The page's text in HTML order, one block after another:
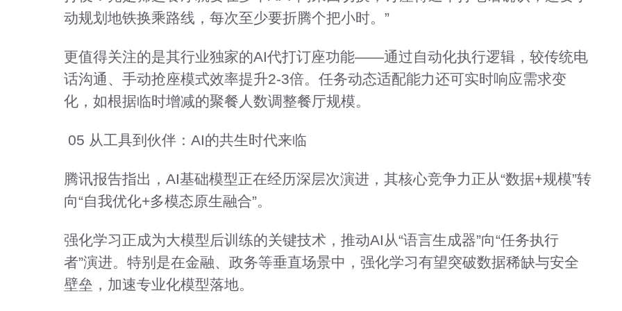
动规划地铁换乘路线，每次至少要折腾个把小时。”
更值得关注的是其行业独家的AI代打订座功能——通过自动化执行逻辑，较传统电
话沟通、手动抢座模式效率提升2-3倍。任务动态适配能力还可实时响应需求变
化，如根据临时增减的聚餐人数调整餐厅规模。
05 从工具到伙伴：AI的共生时代来临
腾讯报告指出，AI基础模型正在经历深层次演进，其核心竞争力正从“数据+规模”转
向“自我优化+多模态原生融合”。
强化学习正成为大模型后训练的关键技术，推动AI从“语言生成器”向“任务执行
者”演进。特别是在金融、政务等垂直场景中，强化学习有望突破数据稀缺与安全
壁垒，加速专业化模型落地。